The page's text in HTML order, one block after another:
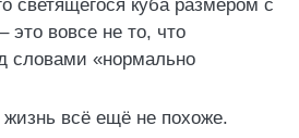
светящегося куба размером с
это вовсе не то, что
словами «нормально
всё ещё не похоже.